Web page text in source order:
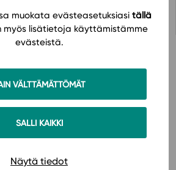
muokata evästeasetuksiasi tällä
myös lisätietoja käyttämistämme
evästeistä.
VÄLTTÄMÄTTÖMÄT
SALLI KAIKKI
Näytä tiedot